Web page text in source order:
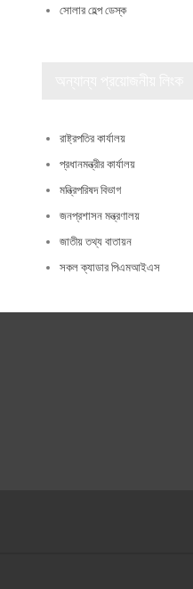
সোলার হেল্প ডেস্ক
রাষ্ট্রপতির কার্যালয়
প্রধানমন্ত্রীর কার্যালয়
মন্ত্রিপরিষদ বিভাগ
জনপ্রশাসন মন্ত্রণালয়
জাতীয় তথ্য বাতায়ন
সকল ক্যাডার পিএমআইএস